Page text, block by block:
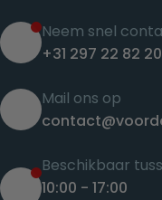
Neem snel
+31 297 22 82 20
Mail ons op
Beschikbaar
10:00 - 17:00